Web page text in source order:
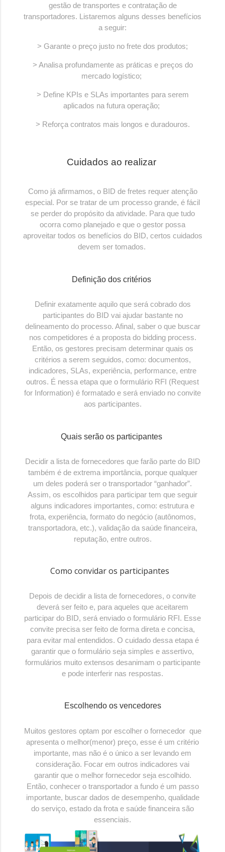
gestão de transportes e contratação de
transportadores. Listaremos alguns desses benefícios
a seguir:
> Garante o preço justo no frete dos produtos;
> Analisa profundamente as práticas e preços do
mercado logístico;
> Define KPIs e SLAs importantes para serem
aplicados na futura operação;
> Reforça contratos mais longos e duradouros.
Cuidados ao realizar
Como já afirmamos, o BID de fretes requer atenção
especial. Por se tratar de um processo grande, é fácil
se perder do propósito da atividade. Para que tudo
ocorra como planejado e que o gestor possa
aproveitar todos os benefícios do BID, certos cuidados
devem ser tomados.
Definição dos critérios
Definir exatamente aquilo que será cobrado dos
participantes do BID vai ajudar bastante no
delineamento do processo. Afinal, saber o que buscar
nos competidores é a proposta do bidding process.
Então, os gestores precisam determinar quais os
critérios a serem seguidos, como: documentos,
indicadores, SLAs, experiência, performance, entre
outros. É nessa etapa que o formulário RFI (Request
for Information) é formatado e será enviado no convite
aos participantes.
Quais serão os participantes
Decidir a lista de fornecedores que farão parte do BID
também é de extrema importância, porque qualquer
um deles poderá ser o transportador “ganhador”.
Assim, os escolhidos para participar tem que seguir
alguns indicadores importantes, como: estrutura e
frota, experiência, formato do negócio (autônomos,
transportadora, etc.), validação da saúde financeira,
reputação, entre outros.
Como convidar os participantes
Depois de decidir a lista de fornecedores, o convite
deverá ser feito e, para aqueles que aceitarem
participar do BID, será enviado o formulário RFI. Esse
convite precisa ser feito de forma direta e concisa,
para evitar mal entendidos. O cuidado dessa etapa é
garantir que o formulário seja simples e assertivo,
formulários muito extensos desanimam o participante
e pode interferir nas respostas.
Escolhendo os vencedores
Muitos gestores optam por escolher o fornecedor que
apresenta o melhor(menor) preço, esse é um critério
importante, mas não é o único a ser levando em
consideração. Focar em outros indicadores vai
garantir que o melhor fornecedor seja escolhido.
Então, conhecer o transportador a fundo é um passo
importante, buscar dados de desempenho, qualidade
do serviço, estado da frota e saúde financeira são
essenciais.